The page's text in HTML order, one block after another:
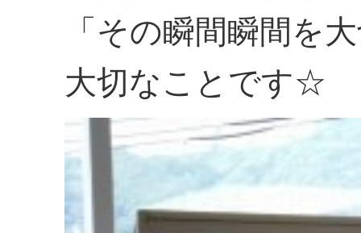
「その瞬間瞬間を
大切なことです☆